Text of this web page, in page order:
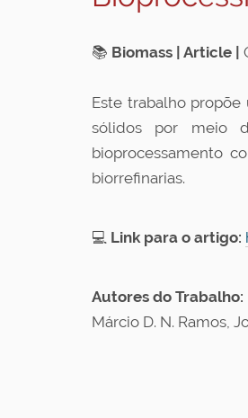
📚 Biomass | Article |
Este trabalho
sólidos por meio
bioprocessamento
biorrefinarias.
💻 Link para o artigo:
Autores do Trabalho:
Márcio D. N. Ramos,